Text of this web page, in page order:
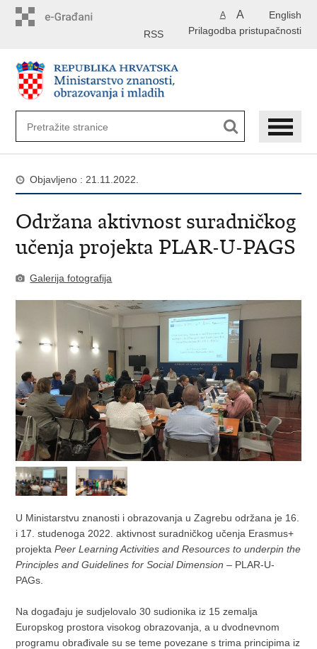
English
A A
Prilagodba pristupačnosti
RSS
Objavljeno : 21.11.2022.
Održana aktivnost suradničkog
učenja projekta PLAR-U-PAGS
Galerija fotografija
U Ministarstvu znanosti i obrazovanja u Zagrebu održana je 16.
i 17. studenoga 2022. aktivnost suradničkog učenja Erasmus+
projektaPeer Learning Activities and Resources to underpin the
Principles and Guidelines for Social Dimension– PLAR-U-
PAGs.
Na događaju je sudjelovalo 30 sudionika iz 15 zemalja
Europskog prostora visokog obrazovanja, a u dvodnevnom
programu obrađivale su se teme povezane s trima principima iz